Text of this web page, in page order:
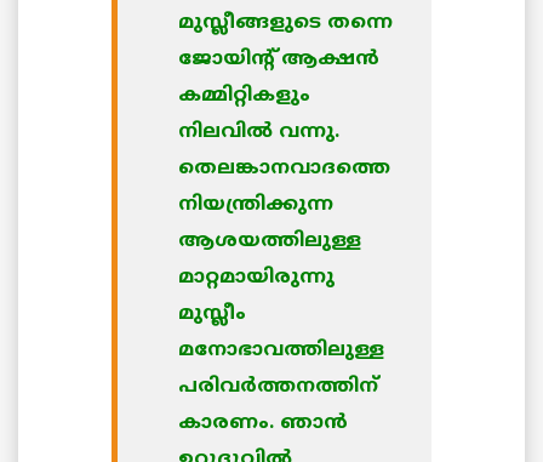
മുസ്ലീങ്ങളുടെ തന്നെ
ജോയിന്റ് ആക്ഷന്‍
കമ്മിറ്റികളും
നിലവില്‍ വന്നു.
തെലങ്കാനവാദത്തെ
നിയന്ത്രിക്കുന്ന
ആശയത്തിലുള്ള
മാറ്റമായിരുന്നു
മുസ്ലീം
മനോഭാവത്തിലുള്ള
പരിവര്‍ത്തനത്തിന്
കാരണം. ഞാന്‍